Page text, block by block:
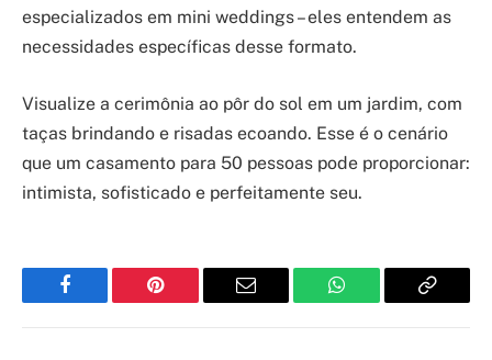
especializados em mini weddings – eles entendem as
necessidades específicas desse formato.
Visualize a cerimônia ao pôr do sol em um jardim, com
taças brindando e risadas ecoando. Esse é o cenário
que um casamento para 50 pessoas pode proporcionar:
intimista, sofisticado e perfeitamente seu.
Facebook Pinterest Email WhatsApp Copy